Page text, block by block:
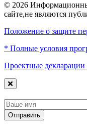
© 2026
сайте,не являются
Положение о защите
* Полные условия
Проектные декларации
Отправить